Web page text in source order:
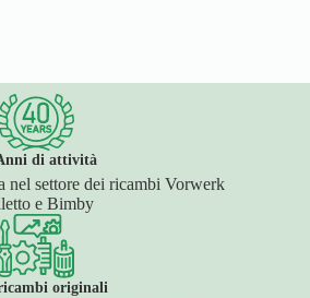
di attività
nel settore dei ricambi Vorwerk
e Bimby
originali